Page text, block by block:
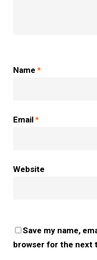
Name *
Email *
Website
Save my name,
browser for the next